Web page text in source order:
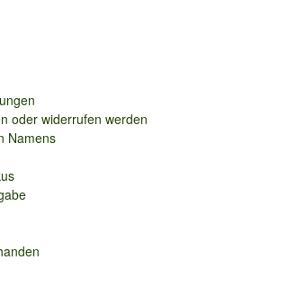
oder widerrufen werden
Namens